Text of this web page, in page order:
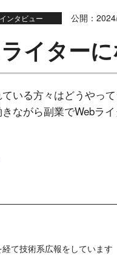
インタビュー 公開：
イター
いる方々はどうやっ
ながら副業でWebラ
て技術系広報をしています